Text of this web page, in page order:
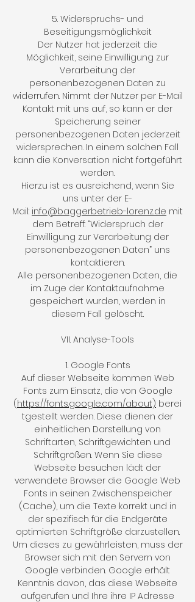
5. Widerspruchs- und
Beseitigungsmöglichkeit
Der Nutzer hat jederzeit die
Möglichkeit, seine Einwilligung zur
Verarbeitung der
personenbezogenen Daten zu
widerrufen. Nimmt der Nutzer per E-Mail
Kontakt mit uns auf, so kann er der
Speicherung seiner
personenbezogenen Daten jederzeit
widersprechen. In einem solchen Fall
kann die Konversation nicht fortgeführt
werden.
Hierzu ist es ausreichend, wenn Sie
uns unter der E-
Mail: info@baggerbetrieb-lorenz.de mit
dem Betreff: “Widerspruch der
Einwilligung zur Verarbeitung der
personenbezogenen Daten” uns
kontaktieren.
Alle personenbezogenen Daten, die
im Zuge der Kontaktaufnahme
gespeichert wurden, werden in
diesem Fall gelöscht.
VII. Analyse-Tools
1. Google Fonts
Auf dieser Webseite kommen Web
Fonts zum Einsatz, die von Google
(https://fonts.google.com/about) berei
tgestellt werden. Diese dienen der
einheitlichen Darstellung von
Schriftarten, Schriftgewichten und
Schriftgrößen. Wenn Sie diese
Webseite besuchen lädt der
verwendete Browser die Google Web
Fonts in seinen Zwischenspeicher
(Cache), um die Texte korrekt und in
der spezifisch für die Endgeräte
optimierten Schriftgröße darzustellen.
Um dieses zu gewährleisten, muss der
Browser sich mit den Servern von
Google verbinden. Google erhält
Kenntnis davon, das diese Webseite
aufgerufen und Ihre ihre IP Adresse